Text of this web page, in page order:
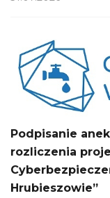
Podpisanie
rozliczenia
Hrubieszowie”